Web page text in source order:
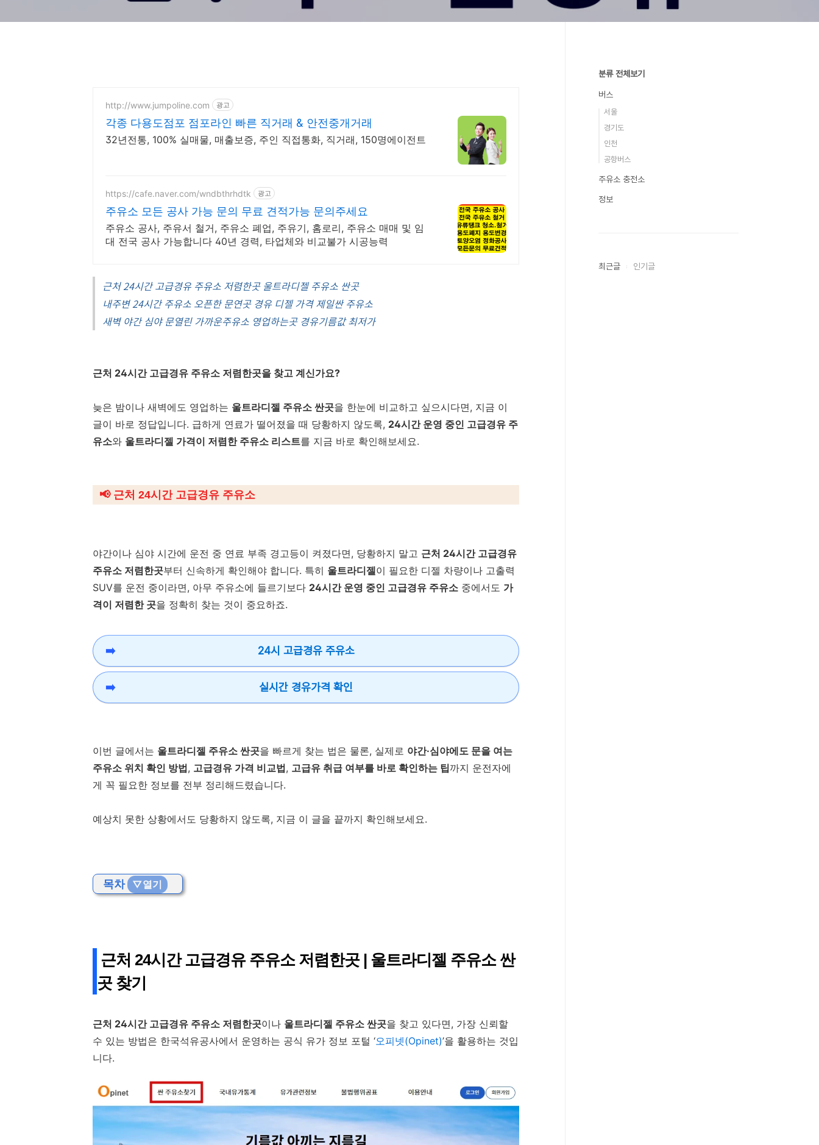
http://www.jumpoline.com 광고
각종 다용도점포 점포라인 빠른 직거래 & 안전중개거래
32년전통, 100% 실매물, 매출보증, 주인 직접통화, 직거래, 150명에이전트
https://cafe.naver.com/wndbthrhdtk 광고
주유소 모든 공사 가능 문의 무료 견적가능 문의주세요
주유소 공사, 주유서 철거, 주유소 폐업, 주유기, 홈로리, 주유소 매매 및 임
대 전국 공사 가능합니다 40년 경력, 타업체와 비교불가 시공능력
근처 24시간 고급경유 주유소 저렴한곳 울트라디젤 주유소 싼곳
내주변 24시간 주유소 오픈한 문연곳 경유 디젤 가격 제일싼 주유소
새벽 야간 심야 문열린 가까운주유소 영업하는곳 경유기름값 최저가
근처 24시간 고급경유 주유소 저렴한곳을 찾고 계신가요?
늦은 밤이나 새벽에도 영업하는 울트라디젤 주유소 싼곳을 한눈에 비교하고 싶으시다면, 지금 이
글이 바로 정답입니다. 급하게 연료가 떨어졌을 때 당황하지 않도록, 24시간 운영 중인 고급경유 주
유소와 울트라디젤 가격이 저렴한 주유소 리스트를 지금 바로 확인해보세요.
📢 근처 24시간 고급경유 주유소
야간이나 심야 시간에 운전 중 연료 부족 경고등이 켜졌다면, 당황하지 말고 근처 24시간 고급경유
주유소 저렴한곳부터 신속하게 확인해야 합니다. 특히 울트라디젤이 필요한 디젤 차량이나 고출력
SUV를 운전 중이라면, 아무 주유소에 들르기보다 24시간 운영 중인 고급경유 주유소 중에서도 가
격이 저렴한 곳을 정확히 찾는 것이 중요하죠.
24시 고급경유 주유소
실시간 경유가격 확인
이번 글에서는 울트라디젤 주유소 싼곳을 빠르게 찾는 법은 물론, 실제로 야간·심야에도 문을 여는
주유소 위치 확인 방법, 고급경유 가격 비교법, 고급유 취급 여부를 바로 확인하는 팁까지 운전자에
게 꼭 필요한 정보를 전부 정리해드렸습니다.
예상치 못한 상황에서도 당황하지 않도록, 지금 이 글을 끝까지 확인해보세요.
목차 ▽열기
근처 24시간 고급경유 주유소 저렴한곳 | 울트라디젤 주유소 싼
곳 찾기
근처 24시간 고급경유 주유소 저렴한곳이나 울트라디젤 주유소 싼곳을 찾고 있다면, 가장 신뢰할
수 있는 방법은 한국석유공사에서 운영하는 공식 유가 정보 포털 ‘오피넷(Opinet)’을 활용하는 것입
니다.
분류 전체보기
버스
서울
경기도
인천
공항버스
주유소 충전소
정보
최근글 인기글